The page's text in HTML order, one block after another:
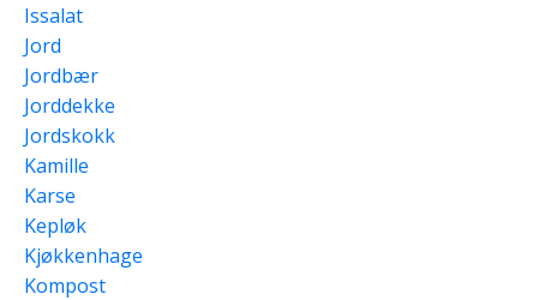
Issalat
Jord
Jordbær
Jorddekke
Jordskokk
Kamille
Karse
Kepløk
Kjøkkenhage
Kompost